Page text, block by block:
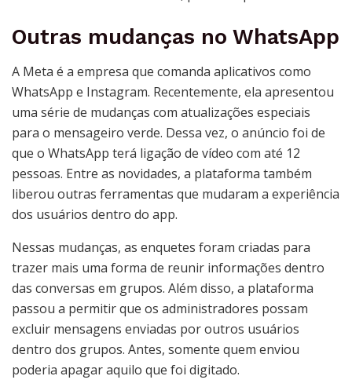
Outras mudanças no WhatsApp
A Meta é a empresa que comanda aplicativos como
WhatsApp e Instagram. Recentemente, ela apresentou
uma série de mudanças com atualizações especiais
para o mensageiro verde. Dessa vez, o anúncio foi de
que o WhatsApp terá ligação de vídeo com até 12
pessoas. Entre as novidades, a plataforma também
liberou outras ferramentas que mudaram a experiência
dos usuários dentro do app.
Nessas mudanças, as enquetes foram criadas para
trazer mais uma forma de reunir informações dentro
das conversas em grupos. Além disso, a plataforma
passou a permitir que os administradores possam
excluir mensagens enviadas por outros usuários
dentro dos grupos. Antes, somente quem enviou
poderia apagar aquilo que foi digitado.